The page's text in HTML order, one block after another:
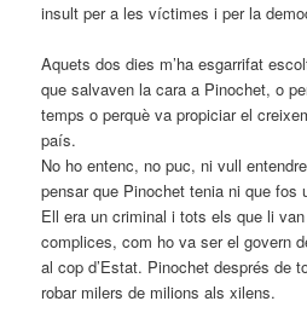
insult per a les víctimes i per la
Aquets dos dies m’ha esgarrifat
que salvaven la cara a Pinochet, o
temps o perquè va propiciar el
país.
No ho entenc, no puc, ni vull
pensar que Pinochet tenia ni que fos
Ell era un criminal i tots els que li
complices, com ho va ser el govern
al cop d’Estat. Pinochet després de
robar milers de milions als xilens.